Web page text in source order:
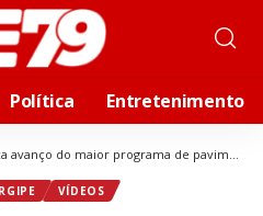
Política Entretenimento
programa de pavimentação da história de Lagarto
VÍDEOS